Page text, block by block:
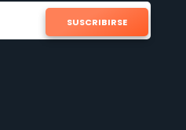
SUSCRIBIRSE